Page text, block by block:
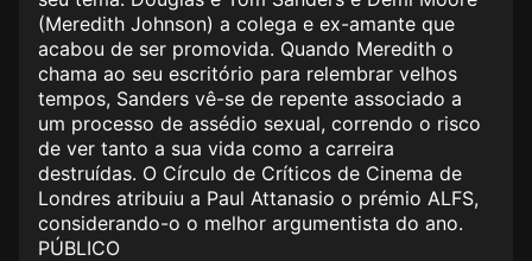
(Meredith Johnson) a colega e ex-amante que
acabou de ser promovida. Quando Meredith o
chama ao seu escritório para relembrar velhos
tempos, Sanders vê-se de repente associado a
um processo de assédio sexual, correndo o risco
de ver tanto a sua vida como a carreira
destruídas. O Círculo de Críticos de Cinema de
Londres atribuiu a Paul Attanasio o prémio ALFS,
considerando-o o melhor argumentista do ano.
PÚBLICO